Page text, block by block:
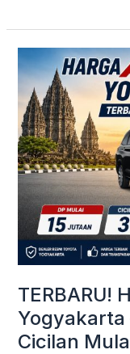
TERBARU!
Yogyakarta
Cicilan
TERBARU!
Harga
Toyota
Avanza
Yogyakarta
–
Promo
DP
Ringan
&
Mulai
3
Jutaan